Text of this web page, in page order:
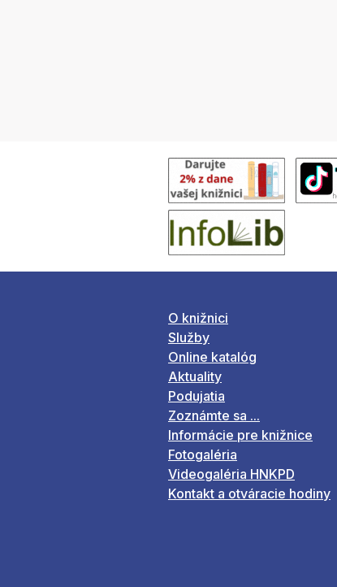
O knižnici
Služby
Online katalóg
Aktuality
Podujatia
Zoznámte sa ...
Informácie pre knižnice
Fotogaléria
Videogaléria HNKPD
Kontakt a otváracie hodiny